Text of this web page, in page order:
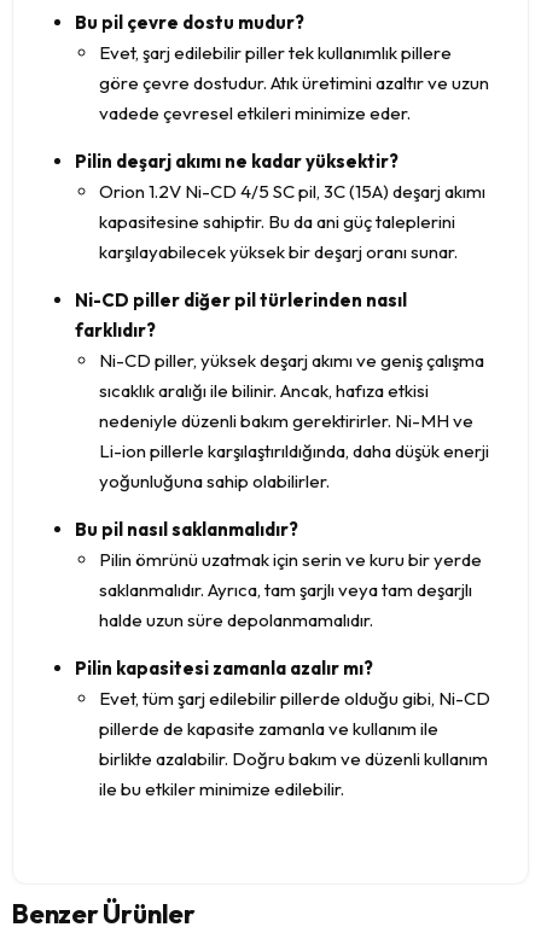
Bu pil çevre dostu mudur?
Evet, şarj edilebilir piller tek kullanımlık pillere
göre çevre dostudur. Atık üretimini azaltır ve uzun
vadede çevresel etkileri minimize eder.
Pilin deşarj akımı ne kadar yüksektir?
Orion 1.2V Ni-CD 4/5 SC pil, 3C (15A) deşarj akımı
kapasitesine sahiptir. Bu da ani güç taleplerini
karşılayabilecek yüksek bir deşarj oranı sunar.
Ni-CD piller diğer pil türlerinden nasıl
farklıdır?
Ni-CD piller, yüksek deşarj akımı ve geniş çalışma
sıcaklık aralığı ile bilinir. Ancak, hafıza etkisi
nedeniyle düzenli bakım gerektirirler. Ni-MH ve
Li-ion pillerle karşılaştırıldığında, daha düşük enerji
yoğunluğuna sahip olabilirler.
Bu pil nasıl saklanmalıdır?
Pilin ömrünü uzatmak için serin ve kuru bir yerde
saklanmalıdır. Ayrıca, tam şarjlı veya tam deşarjlı
halde uzun süre depolanmamalıdır.
Pilin kapasitesi zamanla azalır mı?
Evet, tüm şarj edilebilir pillerde olduğu gibi, Ni-CD
pillerde de kapasite zamanla ve kullanım ile
birlikte azalabilir. Doğru bakım ve düzenli kullanım
ile bu etkiler minimize edilebilir.
Benzer Ürünler